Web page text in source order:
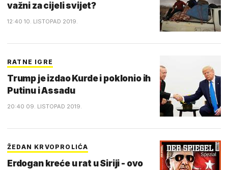
važni za cijeli svijet?
12:40 10. LISTOPAD 2019.
RATNE IGRE
Trump je izdao Kurde i poklonio ih
Putinu i Assadu
20:40 09. LISTOPAD 2019.
ŽEDAN KRVOPROLIĆA
Erdogan kreće u rat u Siriji - ovo